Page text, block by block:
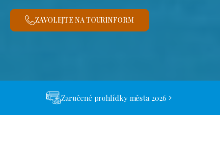
ZAVOLEJTE NA TOURINFORM
Zaručené prohlídky města 2026